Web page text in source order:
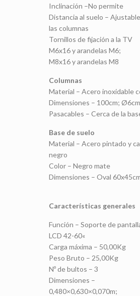
Inclinación –No permite
Distancia al suelo –
las columnas
Tornillos de fijación a la TV
M6x16 y arandelas M6;
M8x16 y arandelas M8
Columnas
Material – Acero inoxidable
Dimensiones – 100cm; Ø6cm
Pasacables – Cerca de la
Base de suelo
Material – Acero pintado y
negro
Color – Negro mate
Dimensiones – Oval
Características generales
Función – Soporte de
LCD 42-60«
Carga máxima – 50,00Kg
Peso Bruto – 25,00Kg
Nº de bultos – 3
Dimensiones –
0,480×0,630×0,070m;